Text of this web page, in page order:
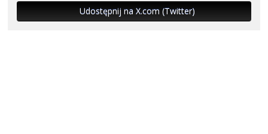
Udostępnij na X.com (Twitter)